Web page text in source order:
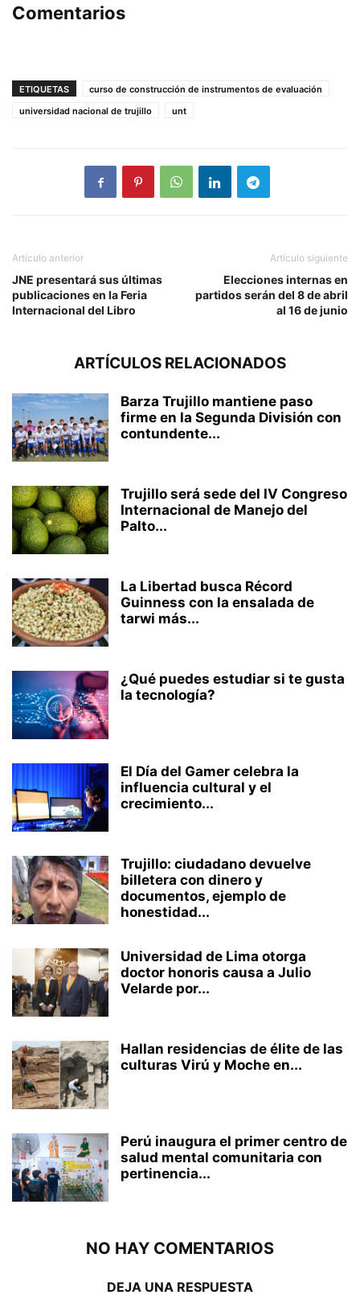
Comentarios
ETIQUETAS
curso de construcción de instrumentos de evaluación
universidad nacional de trujillo
unt
Artículo anterior
JNE presentará sus últimas
publicaciones en la Feria
Internacional del Libro
Artículo siguiente
Elecciones internas en
partidos serán del 8 de abril
al 16 de junio
ARTÍCULOS RELACIONADOS
Barza Trujillo mantiene paso
firme en la Segunda División con
contundente...
Trujillo será sede del IV Congreso
Internacional de Manejo del
Palto...
La Libertad busca Récord
Guinness con la ensalada de
tarwi más...
¿Qué puedes estudiar si te gusta
la tecnología?
El Día del Gamer celebra la
influencia cultural y el
crecimiento...
Trujillo: ciudadano devuelve
billetera con dinero y
documentos, ejemplo de
honestidad...
Universidad de Lima otorga
doctor honoris causa a Julio
Velarde por...
Hallan residencias de élite de las
culturas Virú y Moche en...
Perú inaugura el primer centro de
salud mental comunitaria con
pertinencia...
NO HAY COMENTARIOS
DEJA UNA RESPUESTA